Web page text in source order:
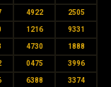
4922 2505
1216 9331
4730 1888
0475 3996
6388 3374